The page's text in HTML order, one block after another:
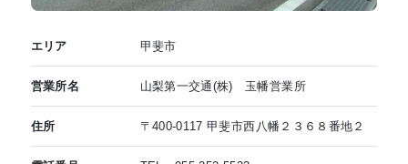
エリア 甲斐市
営業所名 山梨第一交通(株) 玉幡営業所
住所 〒400-0117 甲斐市西八幡２３６８番地２